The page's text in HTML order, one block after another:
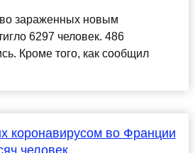
зараженных новым
6297 человек. 486
Кроме того, как сообщил
коронавирусом во Франции